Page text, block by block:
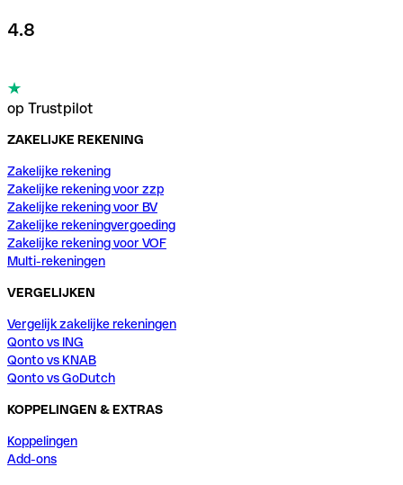
4.8
op Trustpilot
ZAKELIJKE REKENING
Zakelijke rekening
Zakelijke rekening voor zzp
Zakelijke rekening voor BV
Zakelijke rekeningvergoeding
Zakelijke rekening voor VOF
Multi-rekeningen
VERGELIJKEN
Vergelijk zakelijke rekeningen
Qonto vs ING
Qonto vs KNAB
Qonto vs GoDutch
KOPPELINGEN & EXTRAS
Koppelingen
Add-ons